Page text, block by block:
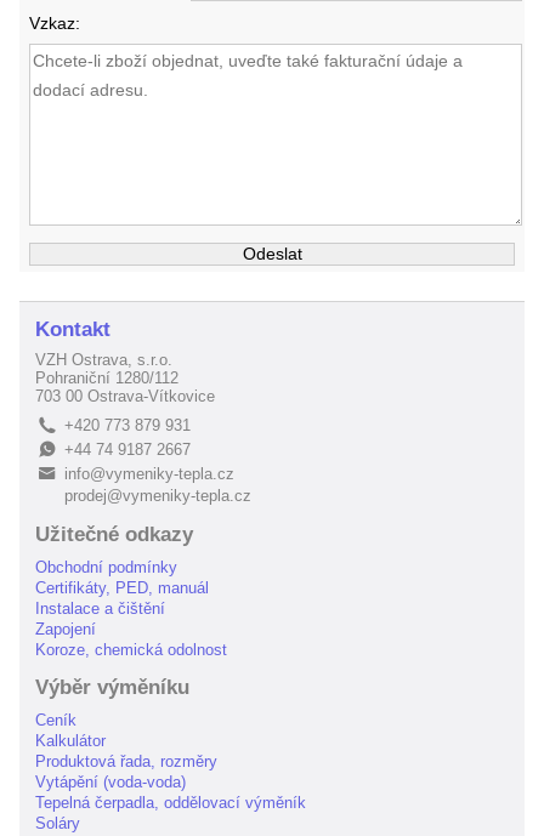
Vzkaz:
Kontakt
VZH Ostrava, s.r.o.
Pohraniční 1280/112
703 00 Ostrava-Vítkovice
L +420 773 879 931
E+44 74 9187 2667
B
info@vymeniky-tepla.cz
prodej@vymeniky-tepla.cz
Užitečné odkazy
Obchodní podmínky
Certifikáty, PED, manuál
Instalace a čištění
Zapojení
Koroze, chemická odolnost
Výběr výměníku
Ceník
Kalkulátor
Produktová řada, rozměry
Vytápění (voda-voda)
Tepelná čerpadla, oddělovací výměník
Soláry